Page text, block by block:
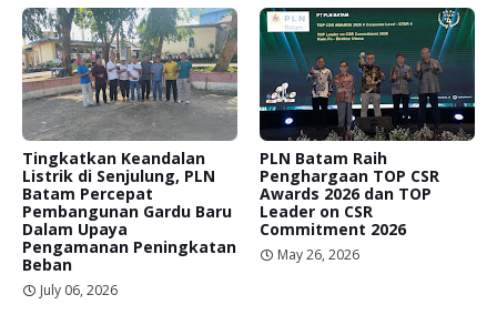
Tingkatkan Keandalan
Listrik di Senjulung, PLN
Batam Percepat
Pembangunan Gardu Baru
Dalam Upaya
Pengamanan Peningkatan
Beban
July 06, 2026
PLN Batam Raih
Penghargaan TOP CSR
Awards 2026 dan TOP
Leader on CSR
Commitment 2026
May 26, 2026